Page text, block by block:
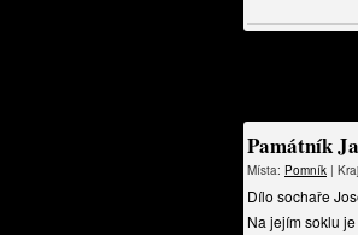
Památník
Místa: Pomník |
Dílo sochaře
Na jejím soklu